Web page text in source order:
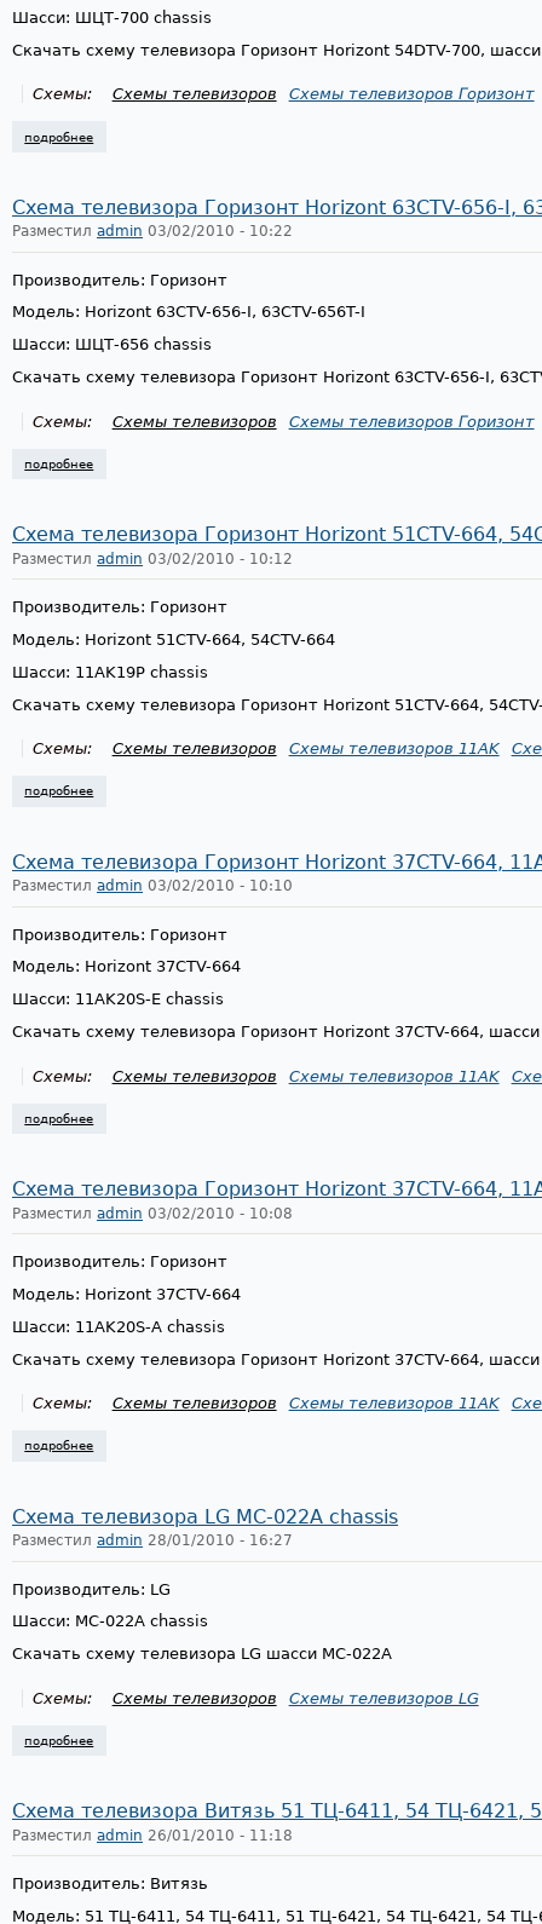
Шасси: ШЦТ-700 chassis
Скачать схему телевизора Горизонт Horizont 54DTV-700,
Схемы: Схемы телевизоров Схемы телевизоров Горизонт
подробнее
Схема телевизора Горизонт Horizont 63CTV-656-I,
Разместил admin 03/02/2010 - 10:22
Производитель: Горизонт
Модель: Horizont 63CTV-656-I, 63CTV-656T-I
Шасси: ШЦТ-656 chassis
Скачать схему телевизора Горизонт Horizont 63CTV-656-I,
Схемы: Схемы телевизоров Схемы телевизоров Горизонт
подробнее
Схема телевизора Горизонт Horizont 51CTV-664,
Разместил admin 03/02/2010 - 10:12
Производитель: Горизонт
Модель: Horizont 51CTV-664, 54CTV-664
Шасси: 11AK19P chassis
Скачать схему телевизора Горизонт Horizont 51CTV-664,
Схемы: Схемы телевизоров Схемы телевизоров 11AK
подробнее
Схема телевизора Горизонт Horizont 37CTV-664,
Разместил admin 03/02/2010 - 10:10
Производитель: Горизонт
Модель: Horizont 37CTV-664
Шасси: 11AK20S-E chassis
Скачать схему телевизора Горизонт Horizont 37CTV-664, шасси
Схемы: Схемы телевизоров Схемы телевизоров 11AK
подробнее
Схема телевизора Горизонт Horizont 37CTV-664,
Разместил admin 03/02/2010 - 10:08
Производитель: Горизонт
Модель: Horizont 37CTV-664
Шасси: 11AK20S-A chassis
Скачать схему телевизора Горизонт Horizont 37CTV-664, шасси
Схемы: Схемы телевизоров Схемы телевизоров 11AK
подробнее
Схема телевизора LG MC-022A chassis
Разместил admin 28/01/2010 - 16:27
Производитель: LG
Шасси: MC-022A chassis
Скачать схему телевизора LG шасси MC-022A
Схемы: Схемы телевизоров Схемы телевизоров LG
подробнее
Схема телевизора Витязь 51 ТЦ-6411, 54 ТЦ-
Разместил admin 26/01/2010 - 11:18
Производитель: Витязь
Модель: 51 ТЦ-6411, 54 ТЦ-6411, 51 ТЦ-6421, 54 ТЦ-6421, 54 ТЦ-